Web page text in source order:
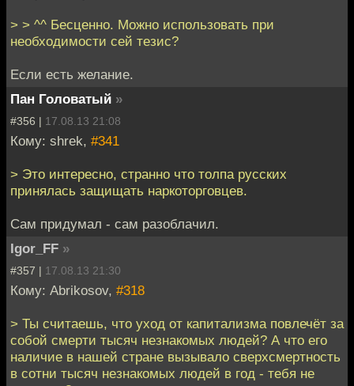
> > ^^ Бесценно. Можно использовать при
необходимости сей тезис?
Если есть желание.
Пан Головатый »
#356 | 17.08.13 21:08
Кому: shrek, #341
> Это интересно, странно что толпа русских
принялась защищать наркоторговцев.
Сам придумал - сам разоблачил.
Igor_FF »
#357 | 17.08.13 21:30
Кому: Abrikosov, #318
> Ты считаешь, что уход от капитализма повлечёт за
собой смерти тысяч незнакомых людей? А что его
наличие в нашей стране вызывало сверхсмертность
в сотни тысяч незнакомых людей в год - тебя не